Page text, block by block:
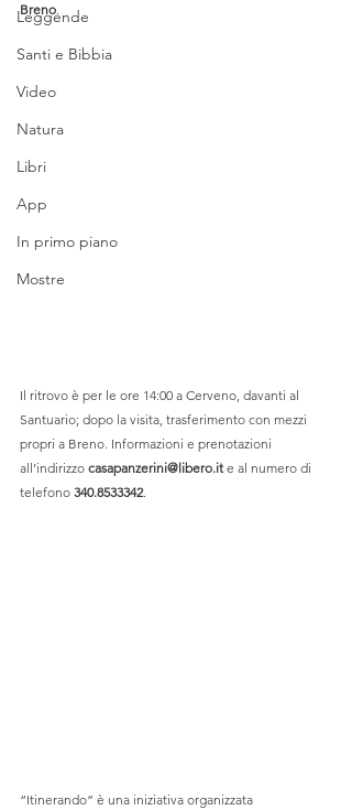
Leggende
Santi e Bibbia
Video
Natura
Libri
App
In primo piano
Mostre
Breno.
Il ritrovo è per le ore 14:00 a Cerveno, davanti al
Santuario; dopo la visita, trasferimento con mezzi
propri a Breno. Informazioni e prenotazioni
all’indirizzo casapanzerini@libero.it e al numero di
telefono 340.8533342.
“Itinerando” è una iniziativa organizzata